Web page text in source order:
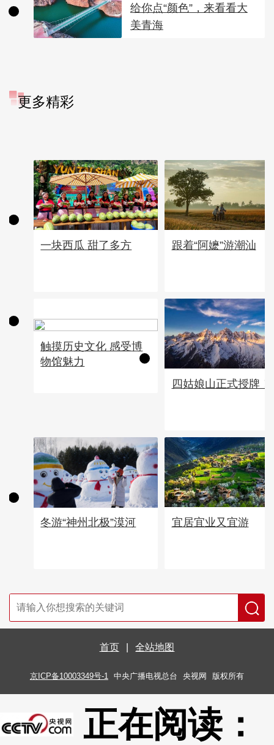
给你点“颜色”，来看看大
美青海
更多精彩
一块西瓜 甜了多方 跟着“阿嬷”游潮汕
触摸历史文化 感受博
物馆魅力
四姑娘山正式授牌！
冬游“神州北极”漠河 宜居宜业又宜游
首页 全站地图
京ICP备10003349号-1 中央广播电视总台 央视网 版权所有
正在阅读：